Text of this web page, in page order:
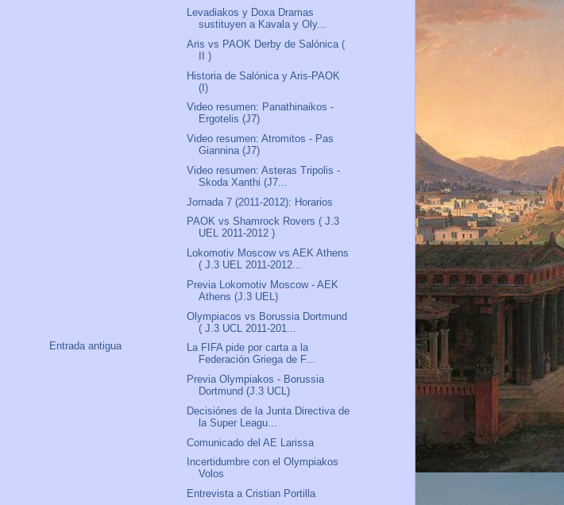
Entrada antigua
Levadiakos y Doxa Dramas
sustituyen a Kavala y Oly...
Aris vs PAOK Derby de Salónica (
II )
Historia de Salónica y Aris-PAOK
(I)
Video resumen: Panathinaikos -
Ergotelis (J7)
Video resumen: Atromitos - Pas
Giannina (J7)
Video resumen: Asteras Tripolis -
Skoda Xanthi (J7...
Jornada 7 (2011-2012): Horarios
PAOK vs Shamrock Rovers ( J.3
UEL 2011-2012 )
Lokomotiv Moscow vs AEK Athens
( J.3 UEL 2011-2012...
Previa Lokomotiv Moscow - AEK
Athens (J.3 UEL)
Olympiacos vs Borussia Dortmund
( J.3 UCL 2011-201...
La FIFA pide por carta a la
Federación Griega de F...
Previa Olympiakos - Borussia
Dortmund (J.3 UCL)
Decisiónes de la Junta Directiva de
la Super Leagu...
Comunicado del AE Larissa
Incertidumbre con el Olympiakos
Volos
Entrevista a Cristian Portilla